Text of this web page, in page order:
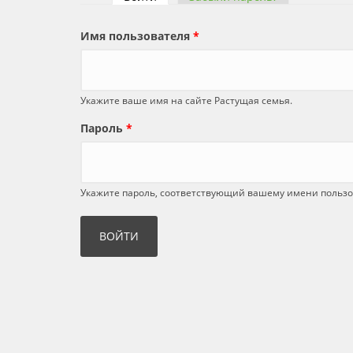
Имя пользователя *
Укажите ваше имя на сайте Растущая семья.
Пароль *
Укажите пароль, соответствующий вашему имени